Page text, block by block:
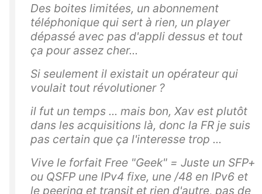
Des boites limitées, un abonnement
téléphonique qui sert à rien, un player
dépassé avec pas d'appli dessus et tout
ça pour assez cher...
Si seulement il existait un opérateur qui
voulait tout révolutioner ?
il fut un temps ... mais bon, Xav est plutôt
dans les acquisitions là, donc la FR je suis
pas certain que ça l'interesse trop ...
Vive le forfait Free "Geek" = Juste un SFP+
ou QSFP une IPv4 fixe, une /48 en IPv6 et
le peering et transit et rien d'autre, pas de